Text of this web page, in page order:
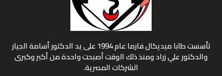
تأسست طابا ميديكال فارما عام 1994 على يد الدكتور أسامة الجيار
والدكتور علي زراد ومنذ ذلك الوقت أصبحت واحدة من أكبر وكبرى
الشركات المصرية.